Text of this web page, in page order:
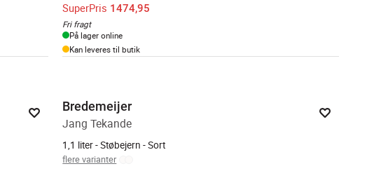
SuperPris 1474,95
Fri fragt
På lager online
Kan leveres til butik
Bredemeijer
Jang Tekande
1,1 liter - Støbejern - Sort
flere varianter